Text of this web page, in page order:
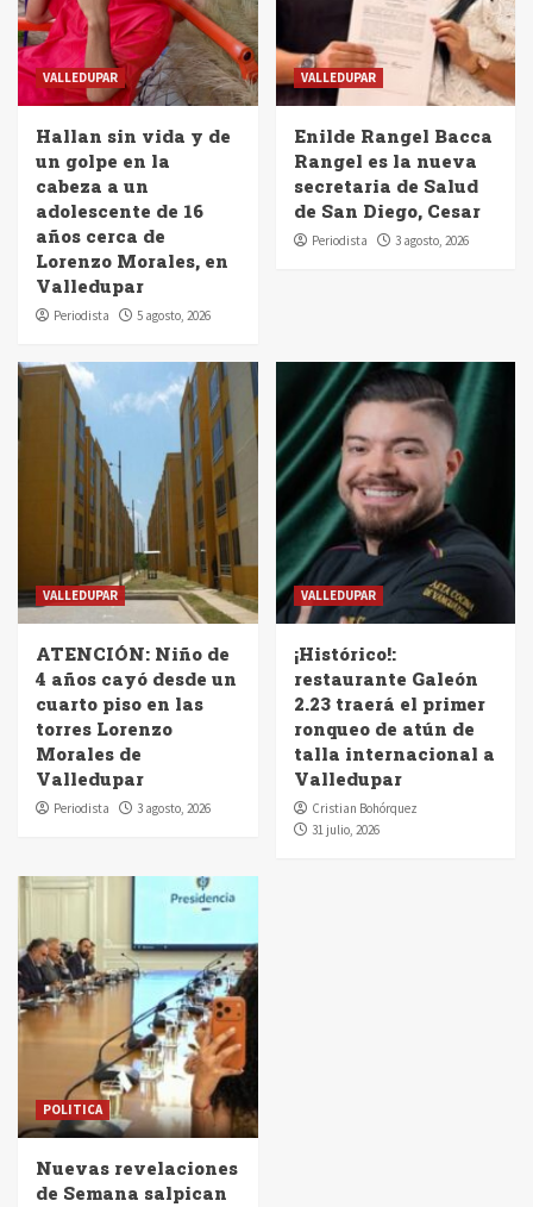
VALLEDUPAR
Hallan sin vida y de
un golpe en la
cabeza a un
adolescente de 16
años cerca de
Lorenzo Morales, en
Valledupar
Periodista 5 agosto, 2026
VALLEDUPAR
Enilde Rangel Bacca
Rangel es la nueva
secretaria de Salud
de San Diego, Cesar
Periodista 3 agosto, 2026
VALLEDUPAR
ATENCIÓN: Niño de
4 años cayó desde un
cuarto piso en las
torres Lorenzo
Morales de
Valledupar
Periodista 3 agosto, 2026
VALLEDUPAR
¡Histórico!:
restaurante Galeón
2.23 traerá el primer
ronqueo de atún de
talla internacional a
Valledupar
Cristian Bohórquez
31 julio, 2026
POLITICA
Nuevas revelaciones
de Semana salpican